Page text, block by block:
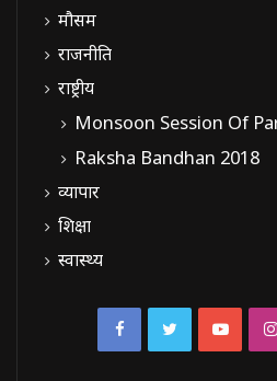
मौसम
राजनीति
राष्ट्रीय
Monsoon Session Of
Raksha Bandhan 2018
व्यापार
शिक्षा
स्वास्थ्य
FacebookTwitter